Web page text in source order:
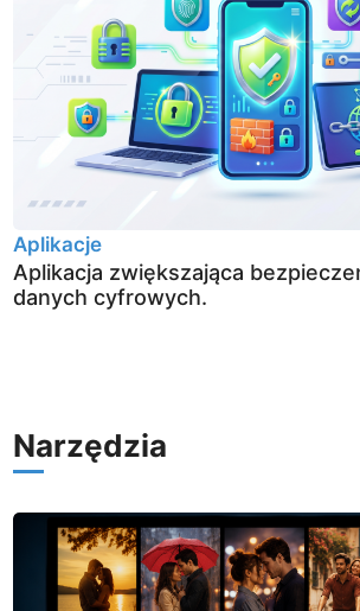
Aplikacje
Aplikacja zwiększająca
danych cyfrowych.
Narzędzia